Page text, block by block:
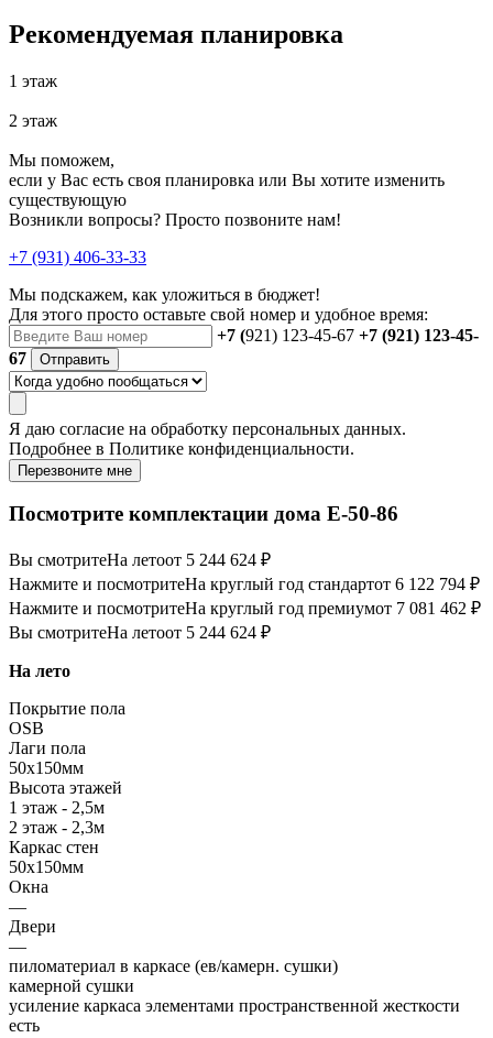
Рекомендуемая планировка
1 этаж
2 этаж
Мы поможем,
если у Вас есть своя планировка или Вы хотите изменить
существующую
Возникли вопросы? Просто позвоните нам!
+7 (931) 406-33-33
Мы подскажем, как уложиться в бюджет!
Для этого просто оставьте свой номер и удобное время:
+7 (921) 123-45-67 +7 (921) 123-45-
67
Отправить
Я даю согласие на обработку персональных данных.
Подробнее в Политике конфиденциальности.
Перезвоните мне
Посмотрите комплектации дома E-50-86
Вы смотритеНа летоот 5 244 624 ₽
Нажмите и посмотритеНа круглый год стандартот 6 122 794 ₽
Нажмите и посмотритеНа круглый год премиумот 7 081 462 ₽
Вы смотритеНа летоот 5 244 624 ₽
На лето
Покрытие пола
OSB
Лаги пола
50х150мм
Высота этажей
1 этаж - 2,5м
2 этаж - 2,3м
Каркас стен
50х150мм
Окна
—
Двери
—
пиломатериал в каркасе (ев/камерн. сушки)
камерной сушки
усиление каркаса элементами пространственной жесткости
есть